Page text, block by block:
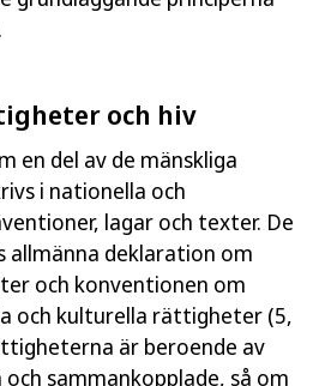
och hiv
en del av de mänskliga
i nationella och
lagar och texter. De
allmänna deklaration om
och konventionen om
och kulturella rättigheter (5,
är beroende av
sammankopplade, så om